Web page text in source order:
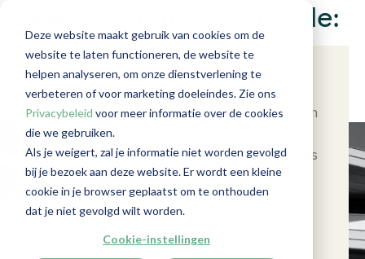
Deze website maakt gebruik van cookies om de
website te laten functioneren, de website te
helpen analyseren, om onze dienstverlening te
verbeteren of voor marketing doeleindes. Zie ons
Privacybeleid voor meer informatie over de cookies
die we gebruiken.
Als je weigert, zal je informatie niet worden gevolgd
bij je bezoek aan deze website. Er wordt een kleine
cookie in je browser geplaatst om te onthouden
dat je niet gevolgd wilt worden.
Cookie-instellingen
Wwft-kwaliteitscontrole:
hoe kun je het niveau
omhoogtillen?
Summary
Voor veel kantoren blijft Wwft compliance een
uitdaging. Hoewel het belang groot is, wordt
het Wwft-beleid nog regelmatig gezien als iets
dat je “erbij doet”. Dat zien we terug in de
praktijk: onvolledige dossiers, onvoldoende
onderbouwing en gebrekkige controles.
Maar hoe zorg je er op een praktische en